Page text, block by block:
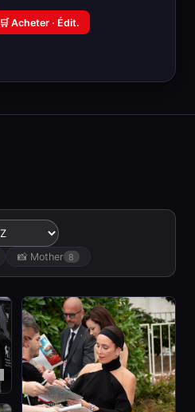
🛒 Acheter · Édit.
📸 Mother 8